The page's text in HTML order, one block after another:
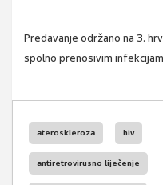
Predavanje održano na 3.
spolno prenosivim
ateroskleroza hiv
antiretrovirusno liječenje